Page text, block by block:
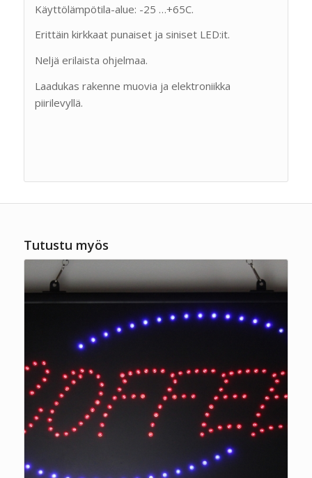
Käyttölämpötila-alue: -25 …+65C.
Erittäin kirkkaat punaiset ja siniset LED:it.
Neljä erilaista ohjelmaa.
Laadukas rakenne muovia ja elektroniikka
piirilevyllä.
Tutustu myös